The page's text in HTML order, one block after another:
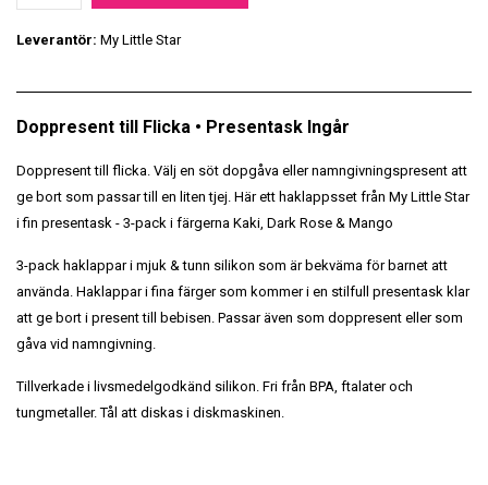
Leverantör: My Little Star
Doppresent till Flicka • Presentask Ingår
Doppresent till flicka. Välj en söt dopgåva eller namngivningspresent att
ge bort som passar till en liten tjej. Här ett haklappsset från My Little Star
i fin presentask - 3-pack i färgerna Kaki, Dark Rose & Mango
3-pack haklappar i mjuk & tunn silikon som är bekväma för barnet att
använda. Haklappar i fina färger som kommer i en stilfull presentask klar
att ge bort i present till bebisen. Passar även som doppresent eller som
gåva vid namngivning.
Tillverkade i livsmedelgodkänd silikon. Fri från BPA, ftalater och
tungmetaller. Tål att diskas i diskmaskinen.